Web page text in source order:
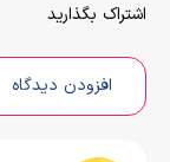
اشتراک بگذارید
افزودن دیدگاه